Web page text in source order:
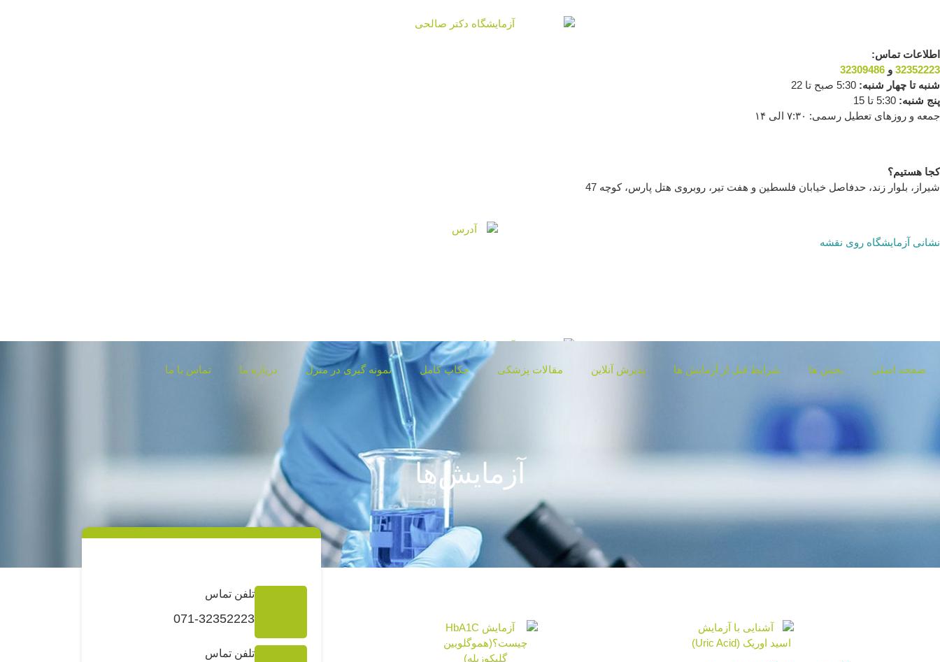
اطلاعات تماس:
32352223 و 32309486
شنبه تا چهار شنبه:
پنج شنبه:
جمعه و روزهای تعطیل رسمی: ۷:۳۰ الی ۱۴
کجا هستیم؟
شیراز، بلوار زند، حدفاصل خیابان فلسطین و هفت تیر، روبروی هتل پارس، کوچه 47
نشانی آزمایشگاه روی نقشه
صفحه اصلی بخش ها شرایط قبل از آزمایش ها پذیرش آنلاین مقالات پزشکی چکاپ کامل نمونه گیری در منزل درباره ما تماس با ما
جواب دهی آنلاین
آزمایش‌ها
تلفن تماس
071-32352223
تلفن تماس